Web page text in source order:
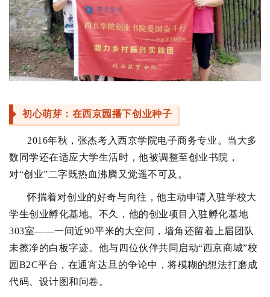
初心萌芽：在西京园播下创业种子
2016年秋，张杰考入西京学院电子商务专业。当大多
数同学还在适应大学生活时，他被调整至创业书院，
对“创业”二字既热血沸腾又觉遥不可及。
怀揣着对创业的好奇与向往，他主动申请入驻学校大
学生创业孵化基地。不久，他的创业项目入驻孵化基地
303室——一间近90平米的大空间，墙角还留着上届团队
未擦净的白板字迹。他与四位伙伴共同启动“西京商城”校
园B2C平台，在通宵达旦的争论中，将模糊的想法打磨成
代码、设计图和问卷。